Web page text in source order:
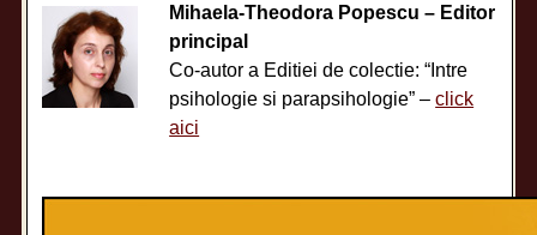
Mihaela-Theodora Popescu – Editor
principal
Co-autor a Editiei de colectie: “Intre
psihologie si parapsihologie” –click
aici